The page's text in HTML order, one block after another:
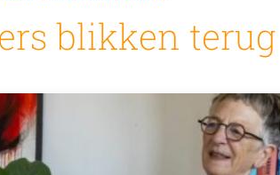
blikken terug